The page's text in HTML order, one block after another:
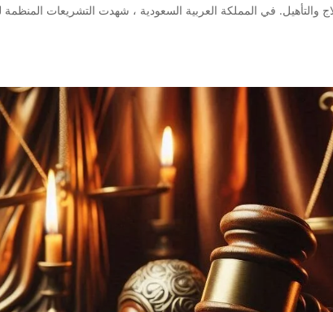
والتأهيل. في المملكة العربية السعودية ، شهدت التشريعات المنظمة